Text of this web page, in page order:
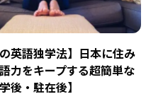
の英語独学法】日本に住み
力をキープする超簡単な
後・駐在後】